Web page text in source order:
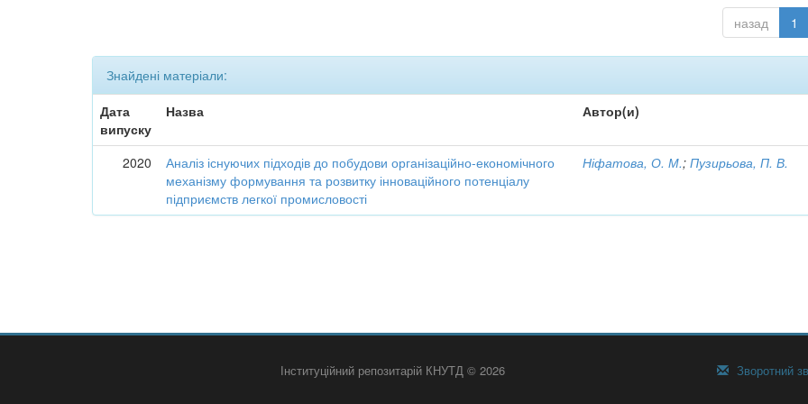
назад 1
Знайдені матеріали:
Дата
випуску
Назва Автор(и)
2020
Аналіз існуючих підходів до побудови організаційно-економічного
механізму формування та розвитку інноваційного потенціалу
підприємств легкої промисловості
Ніфатова, О. М.;Пузирьова, П. В.
Інституційний репозитарій КНУТД © 2026 Зворотний